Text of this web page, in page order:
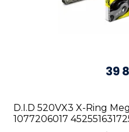
39
D.I.D 520VX3 X-Ring
1077206017